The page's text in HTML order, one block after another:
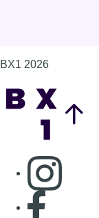
Connaître BX1
Publicité
Offres d'emploi
Contact